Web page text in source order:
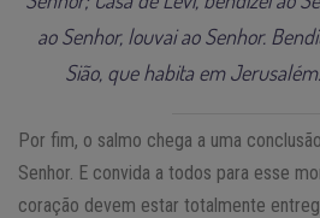
ao Senhor, louvai ao Senhor.
Sião, que habita em
Por fim, o salmo chega a uma
Senhor. E convida a todos para esse
coração devem estar totalmente